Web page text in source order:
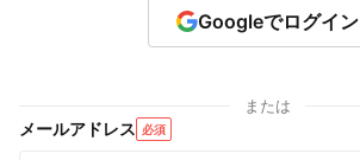
Googleでログイン
または
メールアドレス 必須